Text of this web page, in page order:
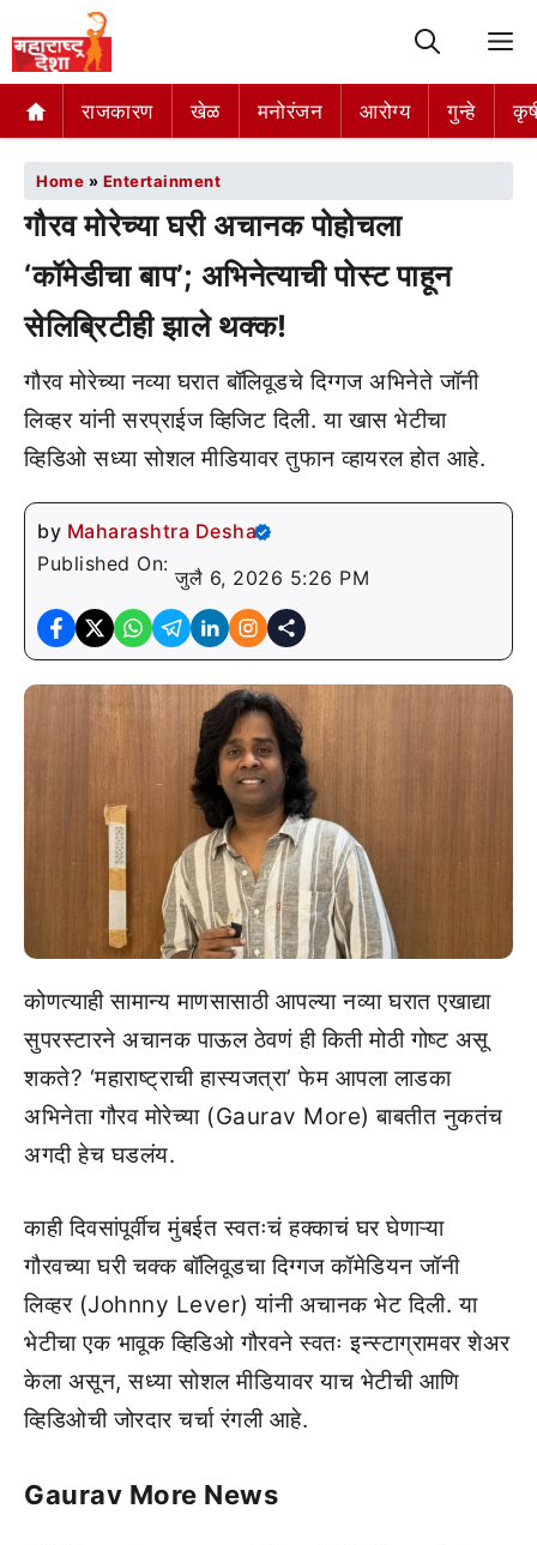
राजकारण खेळ मनोरंजन आरोग्य गुन्हे
Home » Entertainment
गौरव मोरेच्या घरी अचानक पोहोचला
‘कॉमेडीचा बाप’; अभिनेत्याची पोस्ट पाहून
सेलिब्रिटीही झाले थक्क!
गौरव मोरेच्या नव्या घरात बॉलिवूडचे दिग्गज अभिनेते जॉनी
लिव्हर यांनी सरप्राईज व्हिजिट दिली. या खास भेटीचा
व्हिडिओ सध्या सोशल मीडियावर तुफान व्हायरल होत आहे.
by Maharashtra Desha
Published On:
जुलै 6, 2026 5:26 PM
कोणत्याही सामान्य माणसासाठी आपल्या नव्या घरात एखाद्या
सुपरस्टारने अचानक पाऊल ठेवणं ही किती मोठी गोष्ट असू
शकते? ‘महाराष्ट्राची हास्यजत्रा’ फेम आपला लाडका
अभिनेता गौरव मोरेच्या (Gaurav More) बाबतीत नुकतंच
अगदी हेच घडलंय.
काही दिवसांपूर्वीच मुंबईत स्वतःचं हक्काचं घर घेणाऱ्या
गौरवच्या घरी चक्क बॉलिवूडचा दिग्गज कॉमेडियन जॉनी
लिव्हर (Johnny Lever) यांनी अचानक भेट दिली. या
भेटीचा एक भावूक व्हिडिओ गौरवने स्वतः इन्स्टाग्रामवर शेअर
केला असून, सध्या सोशल मीडियावर याच भेटीची आणि
व्हिडिओची जोरदार चर्चा रंगली आहे.
Gaurav More News